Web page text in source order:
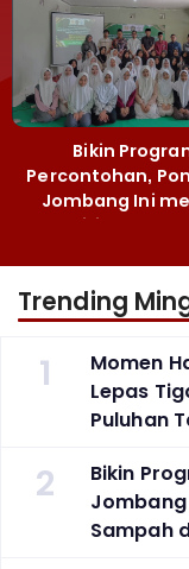
Bikin
Percontohan,
Jombang Ini
Mandiri Kelola
Trending
1
Momen
Lepas
Puluhan
2
Bikin
Jombang
Sampah